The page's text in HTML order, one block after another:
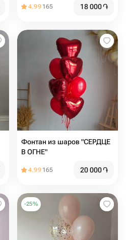
4.99 165 18 000֏
Фонтан из шаров "СЕРДЦЕ
В ОГНЕ"
4.99 165 20 000֏
-25%